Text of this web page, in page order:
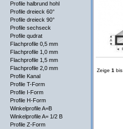
Profile halbrund hohl
Profile dreieck 60°
Profile dreieck 90°
Profile sechseck
Profile qudrat
Flachprofile 0,5 mm
Flachprofile 1,0 mm
Flachprofile 1,5 mm
Flachprofile 2,0 mm
Profile Kanal
Profile T-Form
Profile I-Form
Profile H-Form
Winkelprofile A=B
Winkelprofile A= 1/2 B
Profile Z-Form
Zeige 1 bis